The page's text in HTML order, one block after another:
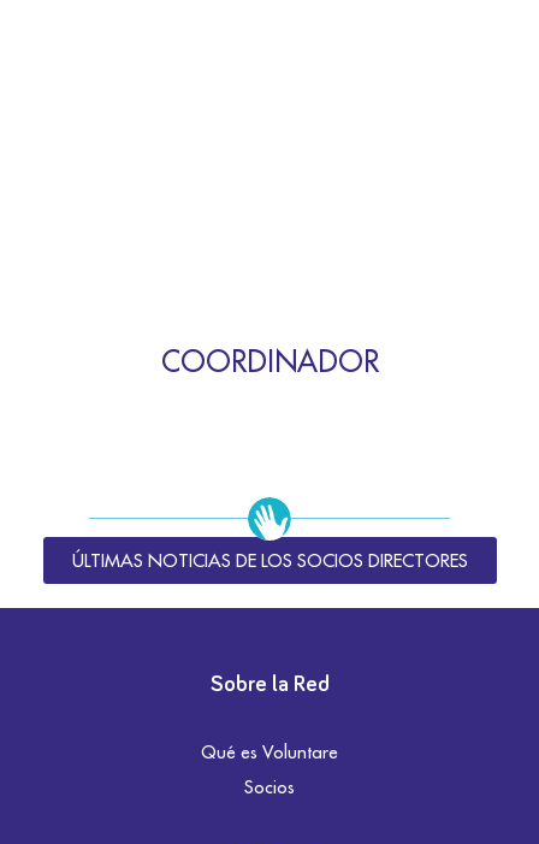
COORDINADOR
ÚLTIMAS NOTICIAS DE LOS SOCIOS DIRECTORES
Sobre la Red
Qué es Voluntare
Socios